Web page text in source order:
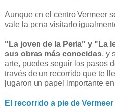
Aunque en el centro Vermeer
vale la pena visitarlo
"La joven de la Perla" y "La
sus obras más conocidas, y
arte, puedes seguir los pasos
través de un recorrido que te
jugaron un papel importante
El recorrido a pie de Vermeer